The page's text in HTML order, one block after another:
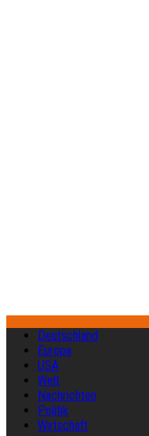
Deutschland
Europa
USA
Welt
Nachrichten
Politik
Wirtschaft